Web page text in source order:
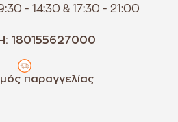
- 14:30 & 17:30 - 21:00
180155627000
παραγγελίας